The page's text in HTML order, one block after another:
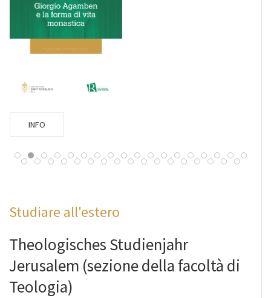
INFO
Studiare all'estero
Theologisches Studienjahr
Jerusalem (sezione della facoltà di
Teologia)